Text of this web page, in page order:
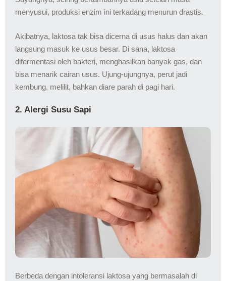
menyusui, produksi enzim ini terkadang menurun drastis.
Akibatnya, laktosa tak bisa dicerna di usus halus dan akan
langsung masuk ke usus besar. Di sana, laktosa
difermentasi oleh bakteri, menghasilkan banyak gas, dan
bisa menarik cairan usus. Ujung-ujungnya, perut jadi
kembung, melilit, bahkan diare parah di pagi hari.
2. Alergi Susu Sapi
Berbeda dengan intoleransi laktosa yang bermasalah di